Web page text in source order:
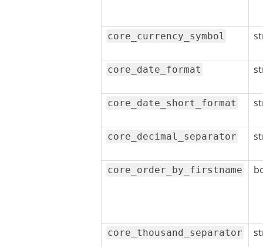
core_currency_symbol
core_date_format
core_date_short_format
core_decimal_separator
core_order_by_firstname
core_thousand_separator